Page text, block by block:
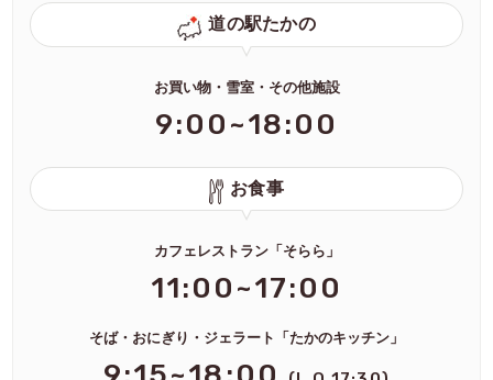
道の駅たかの
お買い物・雪室・その他施設
9:00~18:00
お食事
カフェレストラン「そらら」
11:00~17:00
そば・おにぎり・ジェラート「たかのキッチン」